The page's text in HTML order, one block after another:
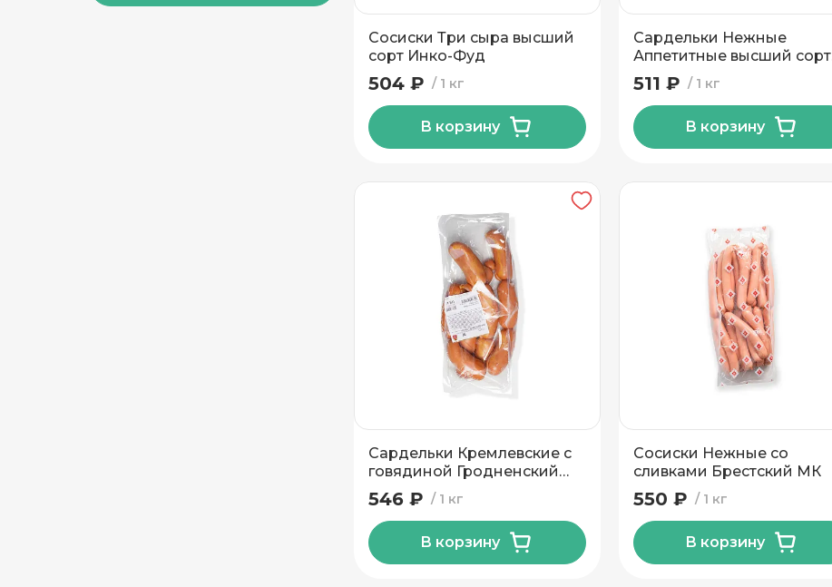
Сосиски Три сыра высший
сорт Инко-Фуд
1 кг
504 ₽
В корзину
Сардельки Нежные
Аппетитные высший сорт
Могилевский МК
1 кг
511 ₽
В корзину
Сардельки Кремлевские с
говядиной Гродненский
МК
1 кг
546 ₽
В корзину
Сосиски Нежные со
сливками Брестский МК
1 кг
550 ₽
В корзину
Домофон
Подтвердить адрес
Добавить новый адрес